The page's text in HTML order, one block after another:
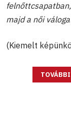
majd a női
(Kiemelt